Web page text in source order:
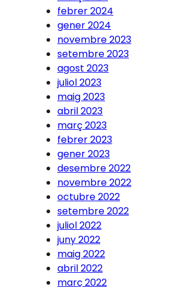
febrer 2024
gener 2024
novembre 2023
setembre 2023
agost 2023
juliol 2023
maig 2023
abril 2023
març 2023
febrer 2023
gener 2023
desembre 2022
novembre 2022
octubre 2022
setembre 2022
juliol 2022
juny 2022
maig 2022
abril 2022
març 2022